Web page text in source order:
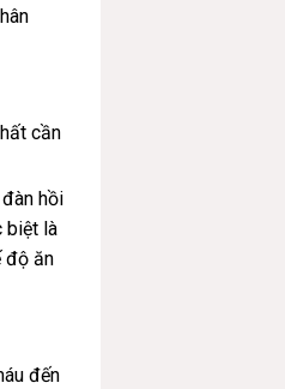
cần
hồi
biệt là
độ ăn
đến